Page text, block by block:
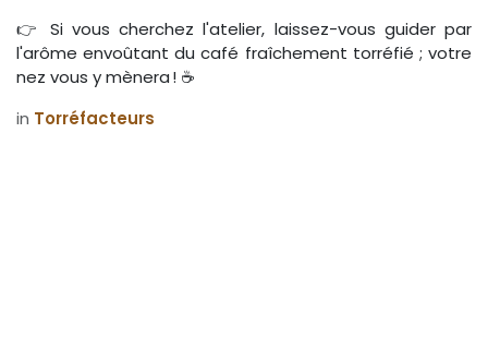
👉 Si vous cherchez l'atelier, laissez-vous guider par
l'arôme envoûtant du café fraîchement torréfié ; votre
nez vous y mènera ! ☕
in Torréfacteurs